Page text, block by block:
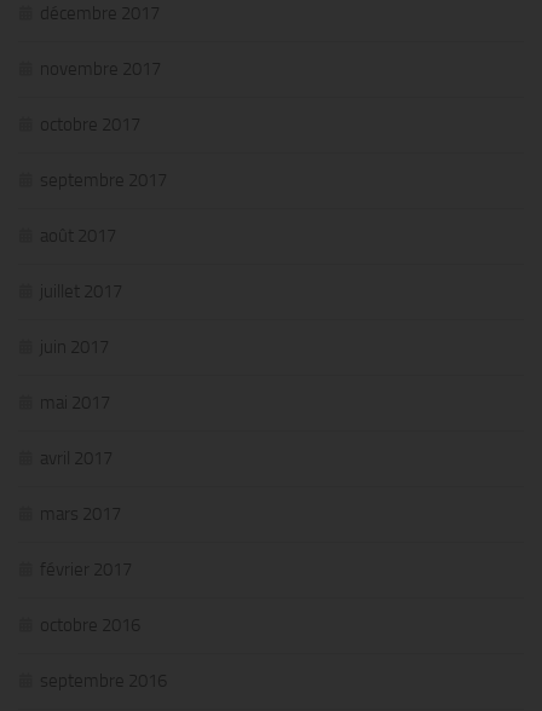
décembre 2017
novembre 2017
octobre 2017
septembre 2017
août 2017
juillet 2017
juin 2017
mai 2017
avril 2017
mars 2017
février 2017
octobre 2016
septembre 2016